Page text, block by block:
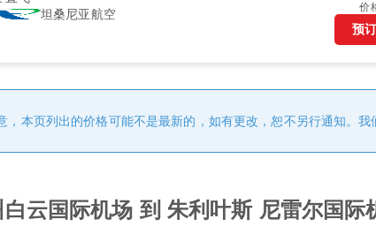
坦桑尼亚航空
价
预订
，本页列出的价格可能不是最新的，如有更改，恕不另行通知。我
白云国际机场 到 朱利叶斯 尼雷尔国际